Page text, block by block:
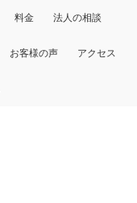
料金 法人の相談
お客様の声 アクセス